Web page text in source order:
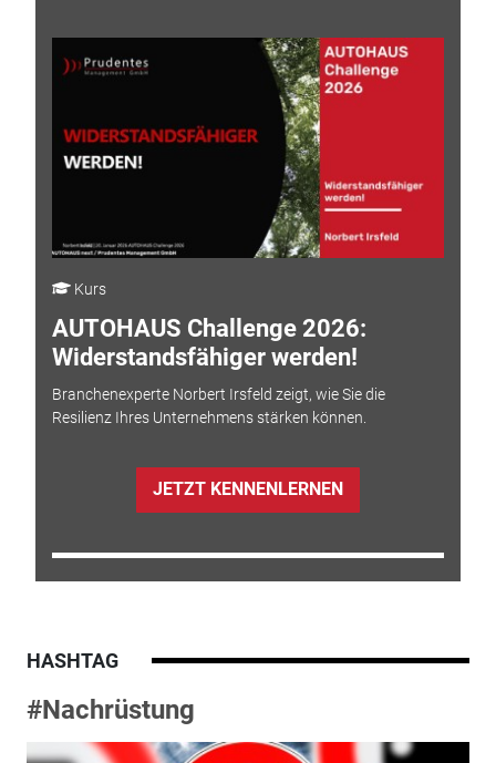
Kurs
AUTOHAUS Challenge 2026:
Widerstandsfähiger werden!
Branchenexperte Norbert Irsfeld zeigt, wie Sie die
Resilienz Ihres Unternehmens stärken können.
JETZT KENNENLERNEN
HASHTAG
#Nachrüstung